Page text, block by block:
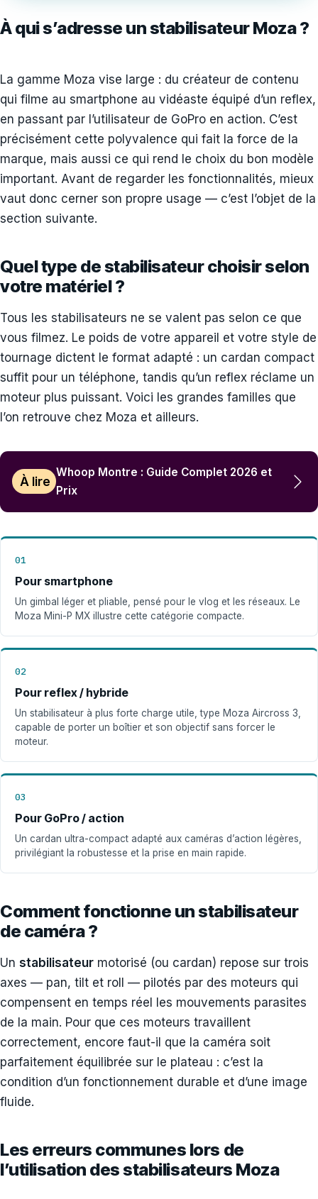
À qui s’adresse un stabilisateur Moza ?
La gamme Moza vise large : du créateur de contenu
qui filme au smartphone au vidéaste équipé d’un reflex,
en passant par l’utilisateur de GoPro en action. C’est
précisément cette polyvalence qui fait la force de la
marque, mais aussi ce qui rend le choix du bon modèle
important. Avant de regarder les fonctionnalités, mieux
vaut donc cerner son propre usage — c’est l’objet de la
section suivante.
Quel type de stabilisateur choisir selon
votre matériel ?
Tous les stabilisateurs ne se valent pas selon ce que
vous filmez. Le poids de votre appareil et votre style de
tournage dictent le format adapté : un cardan compact
suffit pour un téléphone, tandis qu’un reflex réclame un
moteur plus puissant. Voici les grandes familles que
l’on retrouve chez Moza et ailleurs.
À lire
Whoop Montre : Guide Complet 2026 et
Prix
01
Pour smartphone
Un gimbal léger et pliable, pensé pour le vlog et les réseaux. Le
Moza Mini-P MX illustre cette catégorie compacte.
02
Pour reflex / hybride
Un stabilisateur à plus forte charge utile, type Moza Aircross 3,
capable de porter un boîtier et son objectif sans forcer le
moteur.
03
Pour GoPro / action
Un cardan ultra-compact adapté aux caméras d’action légères,
privilégiant la robustesse et la prise en main rapide.
Comment fonctionne un stabilisateur
de caméra ?
Un stabilisateur motorisé (ou cardan) repose sur trois
axes — pan, tilt et roll — pilotés par des moteurs qui
compensent en temps réel les mouvements parasites
de la main. Pour que ces moteurs travaillent
correctement, encore faut-il que la caméra soit
parfaitement équilibrée sur le plateau : c’est la
condition d’un fonctionnement durable et d’une image
fluide.
Les erreurs communes lors de
l’utilisation des stabilisateurs Moza